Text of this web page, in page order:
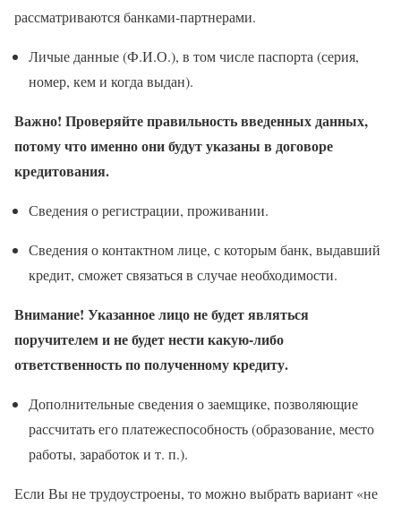
рассматриваются банками-партнерами.
Личые данные (Ф.И.О.), в том числе паспорта (серия,
номер, кем и когда выдан).
Важно! Проверяйте правильность введенных данных,
потому что именно они будут указаны в договоре
кредитования.
Сведения о регистрации, проживании.
Сведения о контактном лице, с которым банк, выдавший
кредит, сможет связаться в случае необходимости.
Внимание! Указанное лицо не будет являться
поручителем и не будет нести какую-либо
ответственность по полученному кредиту.
Дополнительные сведения о заемщике, позволяющие
рассчитать его платежеспособность (образование, место
работы, заработок и т. п.).
Если Вы не трудоустроены, то можно выбрать вариант «не